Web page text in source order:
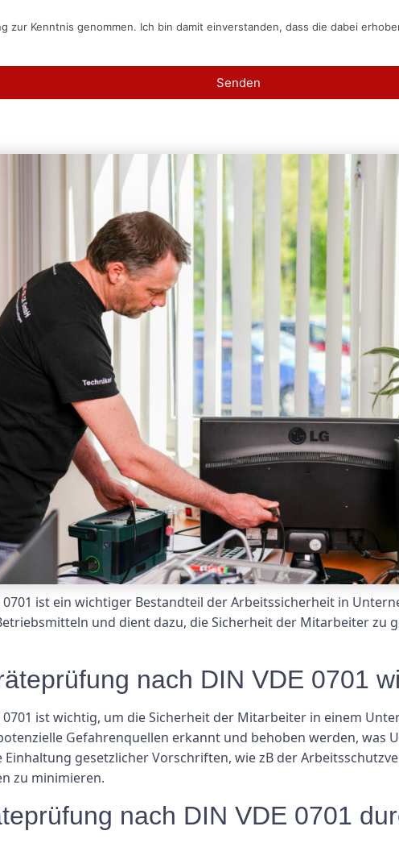
zur Kenntnis genommen. Ich bin damit einverstanden, dass die dabei
Senden
0701 ist ein wichtiger Bestandteil der Arbeitssicherheit in
und dient dazu, die Sicherheit der Mitarbeiter zu
nach DIN VDE 0701
ist wichtig, um die Sicherheit der Mitarbeiter in einem
Gefahrenquellen erkannt und behoben werden, was
gesetzlicher Vorschriften, wie zB der
zu minimieren.
nach DIN VDE 0701